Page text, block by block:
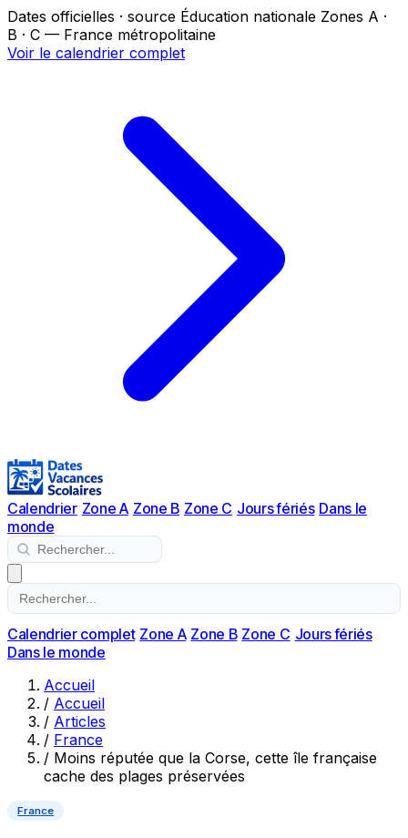
Dates officielles · source Éducation nationale Zones A ·
B · C — France métropolitaine
Voir le calendrier complet
Calendrier Zone A Zone B Zone C Jours fériés Dans le
monde
Calendrier complet Zone A Zone B Zone C Jours fériés
Dans le monde
Accueil
/ Accueil
/ Articles
/ France
/ Moins réputée que la Corse, cette île française
cache des plages préservées
France